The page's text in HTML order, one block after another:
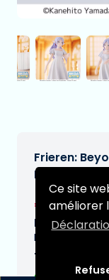
Ce site
améliorer
Frieren:
Luminasta
€21,99
Date de
N/A
Type: